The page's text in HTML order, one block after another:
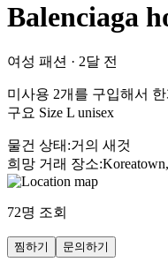
Balenciaga
여성 패션 · 2달 전
미사용 2개를 구입해서
구요 Size L unisex
물건 상태 :거의 새것
희망 거래 장소:
72명 조회
찜하기 문의하기